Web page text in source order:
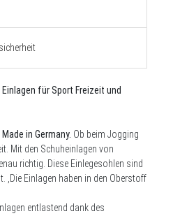
für Sport Freizeit und
in Germany. Ob beim Jogging
Mit den Schuheinlagen von
richtig. Diese Einlegesohlen sind
,Die Einlagen haben in den Oberstoff
entlastend dank des